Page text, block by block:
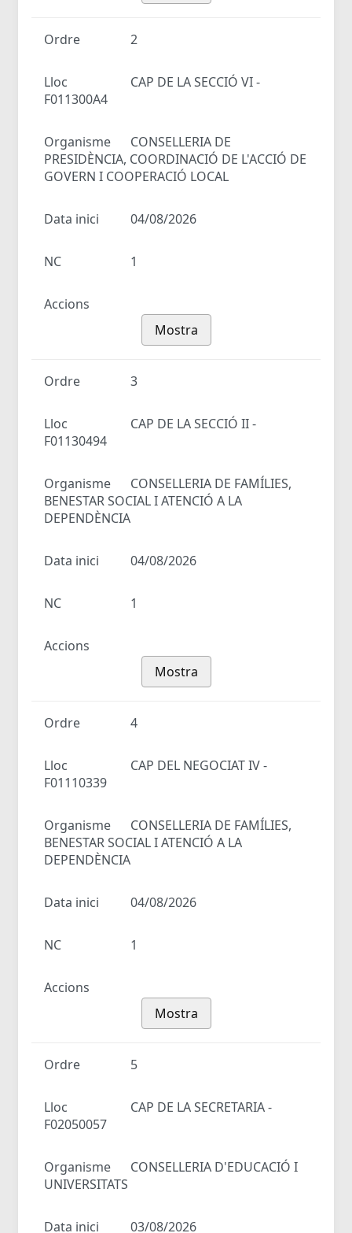
Ordre 2
Lloc
CAP DE LA SECCIÓ VI -
F011300A4
Organisme
CONSELLERIA DE
PRESIDÈNCIA, COORDINACIÓ DE L'ACCIÓ DE
GOVERN I COOPERACIÓ LOCAL
Data inici 04/08/2026
NC 1
Accions
Mostra
Ordre 3
Lloc
CAP DE LA SECCIÓ II -
F01130494
Organisme
CONSELLERIA DE FAMÍLIES,
BENESTAR SOCIAL I ATENCIÓ A LA
DEPENDÈNCIA
Data inici 04/08/2026
NC 1
Accions
Mostra
Ordre 4
Lloc
CAP DEL NEGOCIAT IV -
F01110339
Organisme
CONSELLERIA DE FAMÍLIES,
BENESTAR SOCIAL I ATENCIÓ A LA
DEPENDÈNCIA
Data inici 04/08/2026
NC 1
Accions
Mostra
Ordre 5
Lloc
CAP DE LA SECRETARIA -
F02050057
Organisme
CONSELLERIA D'EDUCACIÓ I
UNIVERSITATS
Data inici 03/08/2026